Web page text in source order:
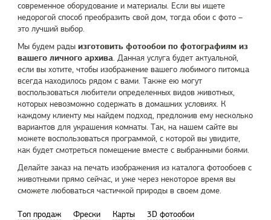
современное оборудование и материалы. Если вы ищете
недорогой способ преобразить свой дом, тогда обои с фото –
это лучший выбор.
Мы будем радыизготовить фотообои по фотографиям из
вашего личного архива. Данная услуга будет актуальной,
если вы хотите, чтобы изображение вашего любимого питомца
всегда находилось рядом с вами. Также ею могут
воспользоваться любители определенных видов животных,
которых невозможно содержать в домашних условиях. К
каждому клиенту мы найдем подход, предложив ему несколько
вариантов для украшения комнаты. Так, на нашем сайте вы
можете воспользоваться программой, с которой вы увидите,
как будет смотреться помещение вместе с выбранными боями.
Делайте заказ на печать изображения из каталога фотообоев с
животными прямо сейчас, и уже через некоторое время вы
сможете любоваться частичкой природы в своем доме.
Tоп продаж Фрески Карты
3D фотообои